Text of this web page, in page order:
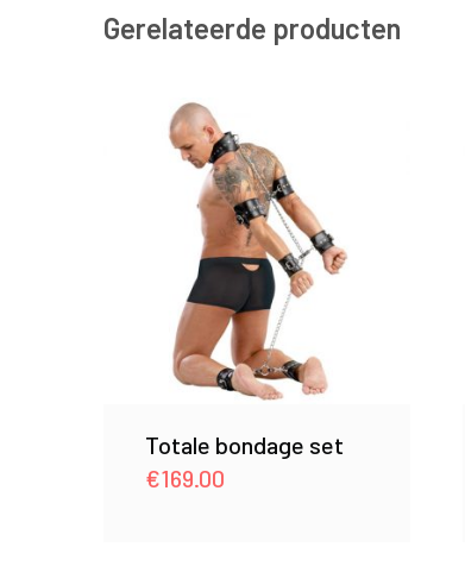
Gerelateerde producten
Totale bondage set
€169.00